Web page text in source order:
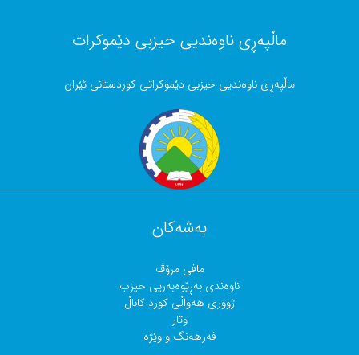
ماڵپەڕی ناوەندیی حیزبی دێموکرات
ماڵپەڕی ناوەندیی حیزبی دێموکراتی کوردستانی ئێران
بەشەکان
مافی مرۆڤ
ناوەندی بەڕێوەبەریی حیزب
ژووری هەواڵی کورد کاناڵ
وتار
فەرهەنگ و وێژە